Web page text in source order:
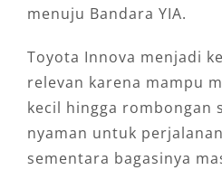
menuju Bandara YIA.
Toyota Innova menjadi
relevan karena mampu
kecil hingga rombongan
nyaman untuk
sementara bagasinya